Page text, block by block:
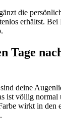
die
erhältst. Bei
Tage
deine
ist völlig
wirkt in den